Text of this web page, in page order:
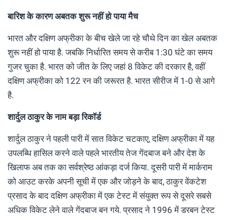
बारिश के कारण अबतक शुरू नहीं हो पाया मैच
भारत और दक्षिण अफ्रीका के बीच खेले जा रहे चौथे दिन का खेल अबतक
शुरू नहीं हो पाया है. जबकि निर्धारित समय से करीब 1:30 घंटे का समय
गुजर चुका है. भारत को जीत के लिए जहां 8 विकेट की दरकार है, वहीं
दक्षिण अफ्रीका को 122 रन की जरूरत है. भारत सीरीज में 1-0 से आगे
है.
शार्दुल ठाकुर के नाम बड़ा रिकॉर्ड
शार्दुल ठाकुर ने पहली पारी में सात विकेट चटकाए, दक्षिण अफ्रीका में यह
उपलब्धि हासिल करने वाले पहले भारतीय तेज गेंदबाज बने और देश के
खिलाफ अब तक का सर्वश्रेष्ठ आंकड़ा दर्ज किया. दूसरी पारी में मार्कराम
को आउट करके अपनी सूची में एक और जोड़ने के बाद, ठाकुर वेंकटेश
प्रसाद के बाद दक्षिण अफ्रीका में एक टेस्ट में संयुक्त रूप से दूसरे सबसे
अधिक विकेट लेने वाले गेंदबाज बन गये. प्रसाद ने 1996 में डरबन टेस्ट